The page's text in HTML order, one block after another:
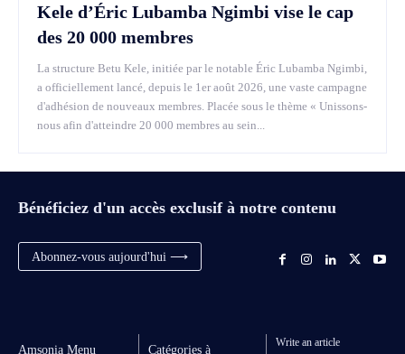
Kele d’Éric Lubamba Ngimbi vise le cap
des 20 000 membres
La structure Betu Kele, initiée par le notable Éric Lubamba Ngimbi,
a officiellement lancé, depuis le 1er août 2026, une vaste campagne
d'adhésion de nouveaux membres. Placée sous le thème « Unissons-
nous afin d'atteindre 20 000 membres au sein...
Bénéficiez d'un accès exclusif à notre contenu
Abonnez-vous aujourd'hui ⟶
Amsonia Menu
Catégories à
Write an article